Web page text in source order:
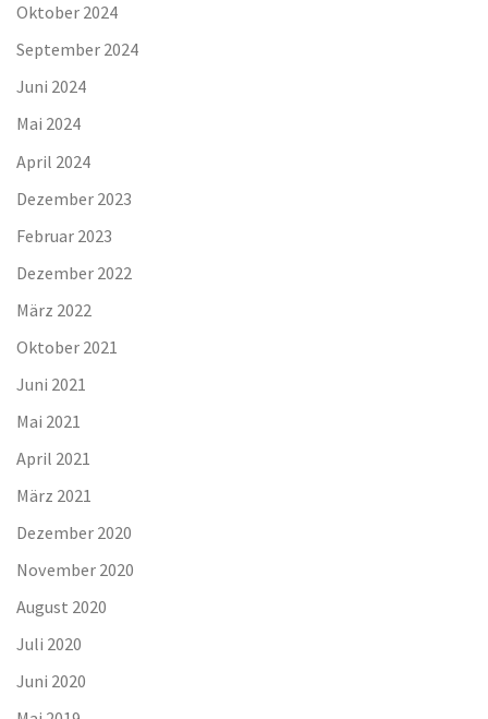
Oktober 2024
September 2024
Juni 2024
Mai 2024
April 2024
Dezember 2023
Februar 2023
Dezember 2022
März 2022
Oktober 2021
Juni 2021
Mai 2021
April 2021
März 2021
Dezember 2020
November 2020
August 2020
Juli 2020
Juni 2020